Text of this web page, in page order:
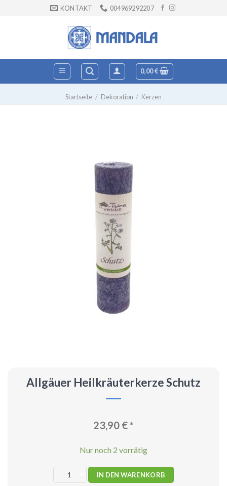
KONTAKT 004969292207
0,00€
Startseite / Dekoration / Kerzen
Allgäuer Heilkräuterkerze Schutz
23,90 €*
Nur noch 2 vorrätig
Allgäuer Heilkräuterkerze Schutz Menge
IN DEN WARENKORB